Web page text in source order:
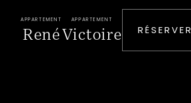
APPARTEMENT
René
APPARTEMENT
Victoire RÉSERVER